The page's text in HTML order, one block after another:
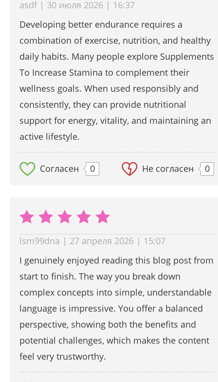
asdf | 30 июля 2026 | 16:37
Developing better endurance requires a
combination of exercise, nutrition, and healthy
daily habits. Many people explore Supplements
To Increase Stamina to complement their
wellness goals. When used responsibly and
consistently, they can provide nutritional
support for energy, vitality, and maintaining an
active lifestyle.
Согласен 0 Не согласен 0
lsm99dna | 27 апреля 2026 | 15:07
I genuinely enjoyed reading this blog post from
start to finish. The way you break down
complex concepts into simple, understandable
language is impressive. You offer a balanced
perspective, showing both the benefits and
potential challenges, which makes the content
feel very trustworthy.